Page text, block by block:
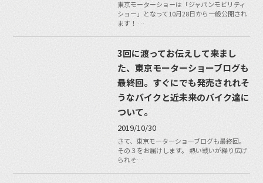
東京モーターショーは「ジャパンモビリティ
ショー」となって10月28日から一般公開され
ます！ …
3回に渡ってお伝えして来まし
た、東京モーターショーブログも
最終回。すぐにでも発売されれそ
うなバイクと近未来のバイク達に
ついて。
2019/10/30
さて、東京モーターショーブログも最終回。
その３をお届けします。 熱い戦いが繰り広げ
られそ…